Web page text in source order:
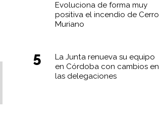
Evoluciona de forma muy
positiva el incendio de Cerro
Muriano
La Junta renueva su equipo
en Córdoba con cambios en
las delegaciones